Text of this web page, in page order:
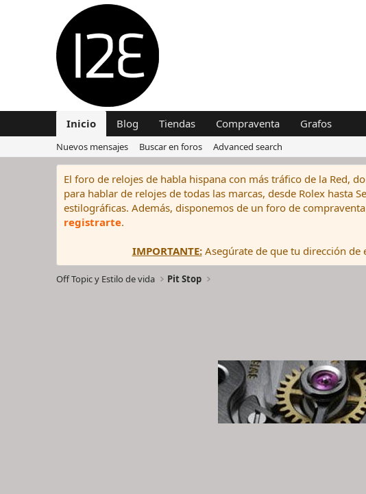
Inicio Blog Tiendas Compraventa Grafos
Nuevos mensajes Buscar en foros Advanced search
El foro de relojes de habla hispana con más tráfico de la Red,
para hablar de relojes de todas las marcas, desde Rolex
estilográficas. Además, disponemos de un foro de
registrarte.
IMPORTANTE:Asegúrate de que tu dirección de
Off Topic y Estilo de vida Pit Stop